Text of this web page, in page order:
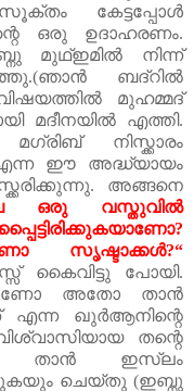
സൂക്തം
കേട്ടപ്പോൾ
ഒരു ഉദാഹരണം.
മുഥ്ഇമിൽ
നിന്ന്
.(ഞാൻ
ബദ്റിൽ
മുഹമ്മദ്
മദീനയിൽ എത്തി.
മഗ്‌രിബ്
നിസ്ക്കാരം
ഈ
അദ്ധ്യായം
. അങ്ങനെ
ഒരു
വസ്തുവിൽ
?
സൃഷ്ടാക്കൾ?“
കൈവിട്ടു പോയി.
അതോ
താൻ
എന്ന ഖുർആനിന്റെ
തന്റെ
താൻ
ഇസ്‌ലം
ചെയ്തു (ഇബ്നു